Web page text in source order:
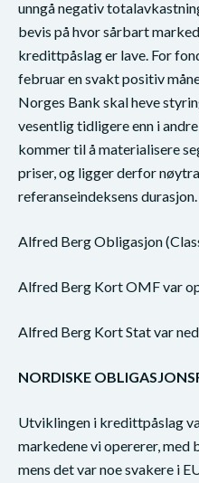
unngå negativ
bevis på hvor sårbart
kredittpåslag er lave. For
februar en svakt positiv
Norges Bank skal heve
vesentlig tidligere enn i
kommer til å materialisere
priser, og ligger derfor
referanseindeksens durasjon.
Alfred Berg Obligasjon
Alfred Berg Kort OMF var
Alfred Berg Kort Stat var
NORDISKE
Utviklingen i kredittpåslag
markedene vi opererer, med
mens det var noe svakere i